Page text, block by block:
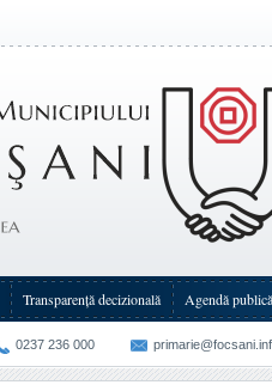
Transparenţă decizională Agendă publică
0237 236 000